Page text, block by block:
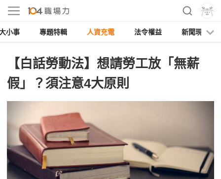
小事 專題特輯 人資充電 法令權益 新聞現場
【白話勞動法】想請勞工放「無薪
假」？須注意4大原則